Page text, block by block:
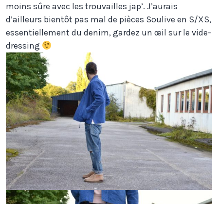
moins sûre avec les trouvailles jap’. J’aurais
d’ailleurs bientôt pas mal de pièces Soulive en S/XS,
essentiellement du denim, gardez un œil sur le vide-
dressing